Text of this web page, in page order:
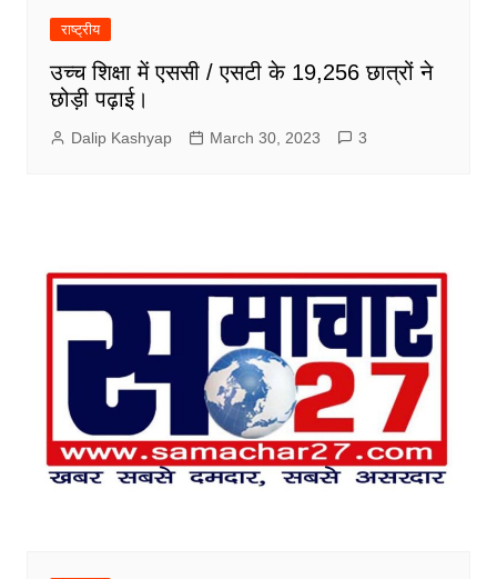
राष्ट्रीय
उच्च शिक्षा में एससी / एसटी के 19,256 छात्रों ने
छोड़ी पढ़ाई।
Dalip Kashyap March 30, 2023 3